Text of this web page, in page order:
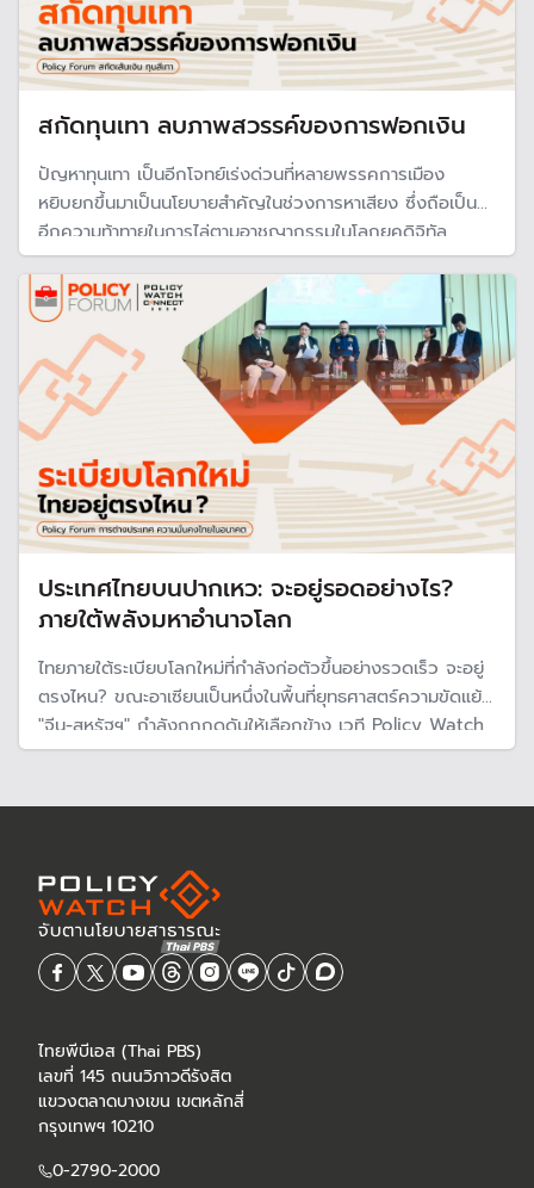
สกัดทุนเทา ลบภาพสวรรค์ของการฟอกเงิน
ปัญหาทุนเทา เป็นอีกโจทย์เร่งด่วนที่หลายพรรคการเมือง
หยิบยกขึ้นมาเป็นนโยบายสำคัญในช่วงการหาเสียง ซึ่งถือเป็น
อีกความท้าทายในการไล่ตามอาชญากรรมในโลกยุคดิจิทัล
ประเทศไทยบนปากเหว: จะอยู่รอดอย่างไร?
ภายใต้พลังมหาอำนาจโลก
ไทยภายใต้ระเบียบโลกใหม่ที่กำลังก่อตัวขึ้นอย่างรวดเร็ว จะอยู่
ตรงไหน? ขณะอาเซียนเป็นหนึ่งในพื้นที่ยุทธศาสตร์ความขัดแย้ง
"จีน-สหรัฐฯ" กำลังถูกกดดันให้เลือกข้าง เวที Policy Watch
Connect 2026 มี "คำตอบ" แต่รัฐบาลจะทำได้แค่ไหน ในเมื่อ
ทุนเทารอบบ้าน
ไทยพีบีเอส (Thai PBS)
เลขที่ 145 ถนนวิภาวดีรังสิต
แขวงตลาดบางเขน เขตหลักสี่
กรุงเทพฯ 10210
0-2790-2000